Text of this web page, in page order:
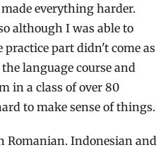
everything harder.
although I was able to
part didn't come as
language course and
in a class of over 80
to make sense of things.
Romanian. Indonesian and